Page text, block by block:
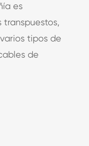
es
tipos de
de